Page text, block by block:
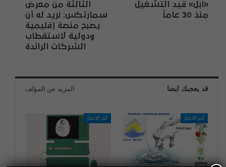
«آبل» قيد التشغيل
منذ 30 عاماً
الثالثة من معرض
سمارتكس: نريد له أن
يصبح منصة إقليمية
ودولية لاستقطاب
الشركات الرائدة
قد يعجبك ايضا المزيد عن المؤلف
آخر الاخبار آخر الاخبار